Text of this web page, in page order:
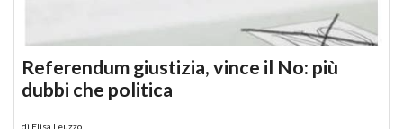
Referendum giustizia, vince il No: più
dubbi che politica
di Elisa Leuzzo